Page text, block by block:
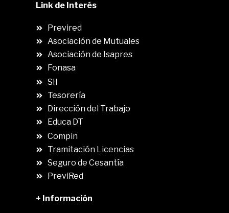
Link de Interés
Previred
Asociación de Mutuales
Asociación de Isapres
Fonasa
SII
Tesorería
Dirección del Trabajo
Educa DT
Compin
Tramitación Licencias
Seguro de Cesantía
PreviRed
+ Información